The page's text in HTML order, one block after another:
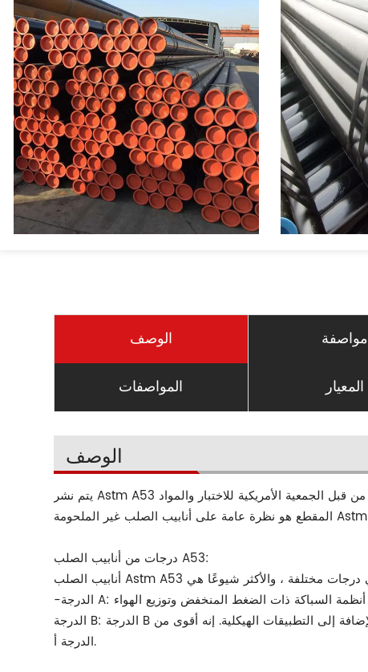
الوصف مواصفة
المواصفات المعيار
الوصف
يتم نشر Astm A53 من قبل الجمعية الأمريكية للاختبار والمواد (Astm) ، وهي مواصفات قياسية للأنابيب الفولاذية الملحومة وغير الملحومة المصممة لمجموعة متنوعة من التطبيقات. هذا
درجات من أنابيب الصلب A53:
الدرجة B: الدرجة B هي الدرجة الأكثر استخدامًا وهي مناسبة لمجموعة من التطبيقات ، بما في ذلك أنظمة الضغط العالي والمياه والسوائل الأخرى ، بالإضافة إلى التطبيقات الهيكلية. إنه أقوى من
الدرجة أ.